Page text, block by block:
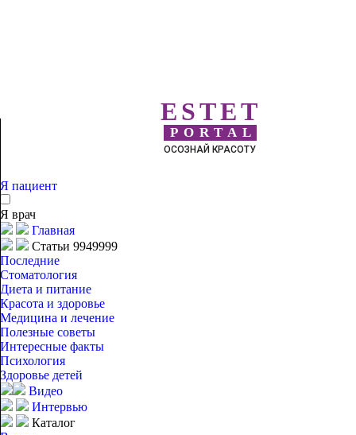
ESTET
PORTAL
ОСОЗНАЙ КРАСОТУ
Я пациент
Я врач
Главная
Статьи 9949999
Последние
Стоматология
Диета и питание
Красота и здоровье
Медицина и лечение
Полезные советы
Интересные факты
Психология
Здоровье детей
Видео
Интервью
Каталог